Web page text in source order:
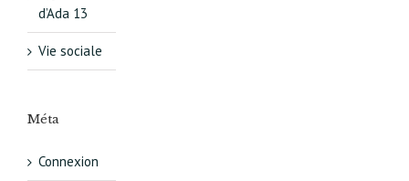
d’Ada 13
Vie sociale
Méta
Connexion